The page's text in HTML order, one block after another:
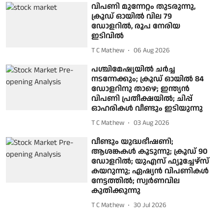
വിപണി മുന്നേറ്റം തുടരുന്നു,
ക്രൂഡ് ഓയിൽ വില 79
ഡോളറില്‍, രൂപ നേരിയ
ഇടിവില്‍
T C Mathew 06 Aug 2026
പശ്ചിമേഷ്യയിൽ ചർച്ച
നടന്നേക്കും; ക്രൂഡ് ഓയിൽ 84
ഡോളറിനു താഴെ; ഇന്ത്യൻ
വിപണി പ്രതീക്ഷയിൽ; ചിപ്പ്
ഓഹരികൾ വീണ്ടും ഇടിയുന്നു
T C Mathew 03 Aug 2026
വീണ്ടും യുദ്ധഭീഷണി;
ആശങ്കകൾ കൂടുന്നു; ക്രൂഡ് 90
ഡോളറിൽ; യുഎസ് ഫ്യൂച്ചേഴ്സ്
കയറുന്നു; ഏഷ്യൻ വിപണികൾ
നേട്ടത്തിൽ; സ്വർണവില
കുതിക്കുന്നു
T C Mathew 30 Jul 2026